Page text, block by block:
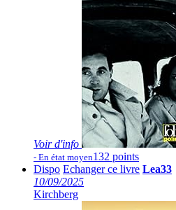
Voir d'info
- En état moyen132 points
Dispo Echanger ce livre Lea33
10/09/2025
Kirchberg